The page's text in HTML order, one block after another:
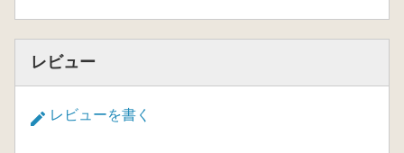
レビュー
レビューを書く